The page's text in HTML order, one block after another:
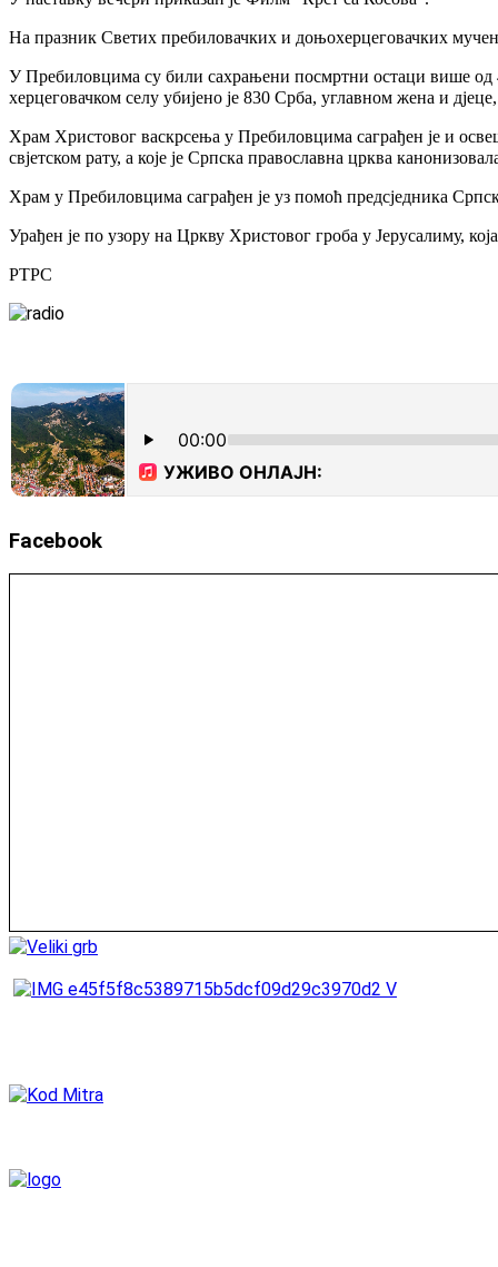
На празник Светих пребиловачких и доњохерцеговачких
У Пребиловцима су били сахрањени посмртни остаци више од
херцеговачком селу убијено је 830 Срба, углавном жена и
Храм Христовог васкрсења у Пребиловцима саграђен је и
свјетском рату, а које је Српска православна црква
Храм у Пребиловцима саграђен је уз помоћ предсједника
Урађен је по узору на Цркву Христовог гроба у Јерусалиму,
РТРС
Facebook